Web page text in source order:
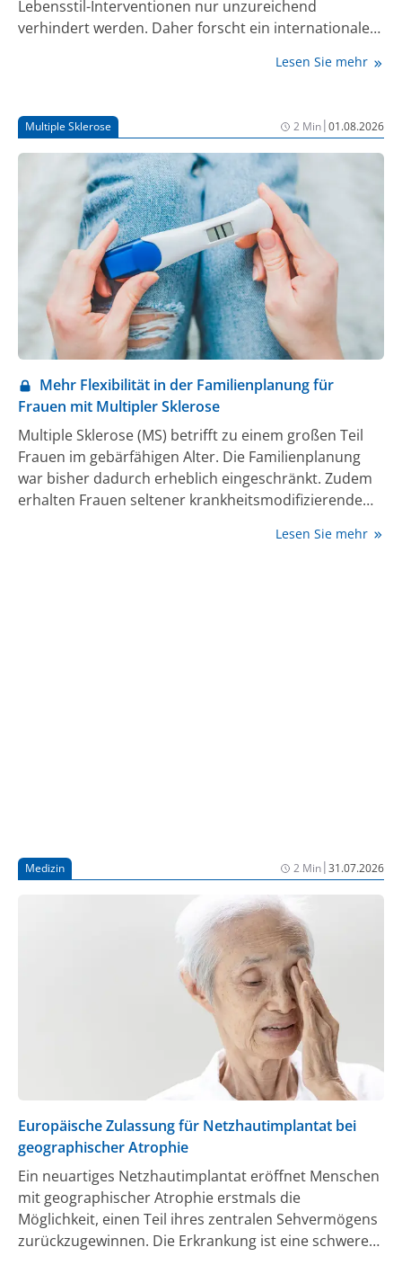
Lebensstil-Interventionen nur unzureichend
verhindert werden. Daher forscht ein internationales
Medizinischen Fakultät Mannheim der Universität
Stoffwechselstörungen die Ursache für die mit
Diabetes häufig einhergehenden
Organveränderungen sein könnten – die also primär
Gefäße und andere Gewebe verändern. Ergebnisse
ihrer Forschung liefern jetzt neue Hinweise darauf,
wie reaktive Stoffwechselprodukte ursächlich zur
Entstehung von Diabetes und seinen
Folgeerkrankungen beitragen können. Das Team von
Professor Kroll berichtet aktuell im Journal Nature
Communications, dass die Verbindungen
Methylglyoxal und Acrolein den Arginin-Stoffwechsel
stören und dadurch einen erhöhten
Veränderungen der Nieren auslösen.
Lesen Sie mehr
Multiple Sklerose 2 Min|01.08.2026
Mehr Flexibilität in der Familienplanung für
Frauen mit Multipler Sklerose
Multiple Sklerose (MS) betrifft zu einem großen Teil
Frauen im gebärfähigen Alter. Die Familienplanung
war bisher dadurch erheblich eingeschränkt. Zudem
erhalten Frauen seltener krankheitsmodifizierende
sollte nicht sein. Eine Zulassungsanpassung beim
Lesen Sie mehr
Medizin 2 Min|31.07.2026
Europäische Zulassung für Netzhautimplantat bei
geographischer Atrophie
Ein neuartiges Netzhautimplantat eröffnet Menschen
mit geographischer Atrophie erstmals die
Möglichkeit, einen Teil ihres zentralen Sehvermögens
zurückzugewinnen. Die Erkrankung ist eine schwere